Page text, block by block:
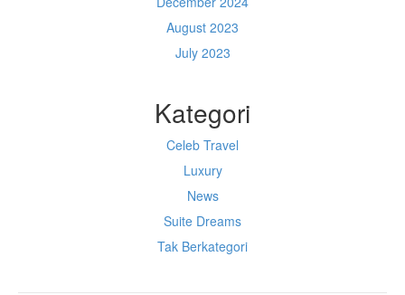
August 2023
July 2023
Kategori
Celeb Travel
Luxury
News
Suite Dreams
Tak Berkategori